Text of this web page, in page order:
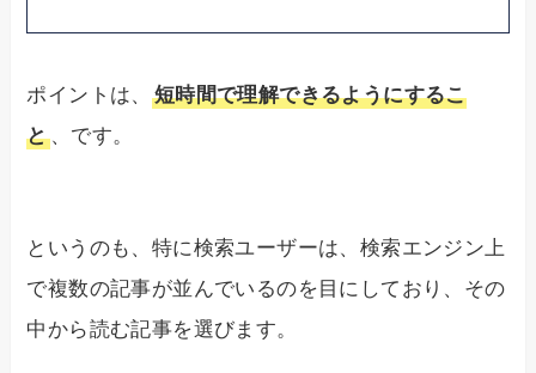
ポイントは、 短時間で理解できるようにするこ
と、です。
というのも、特に検索ユーザーは、検索エンジン上
で複数の記事が並んでいるのを目にしており、その
中から読む記事を選びます。